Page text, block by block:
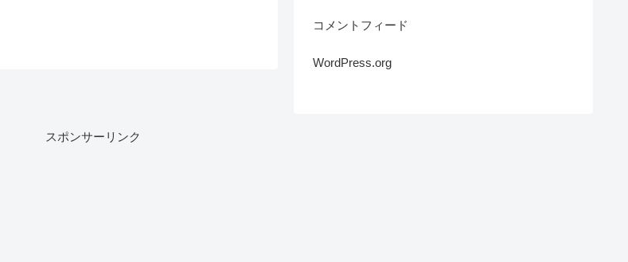
コメントフィード
WordPress.org
スポンサーリンク